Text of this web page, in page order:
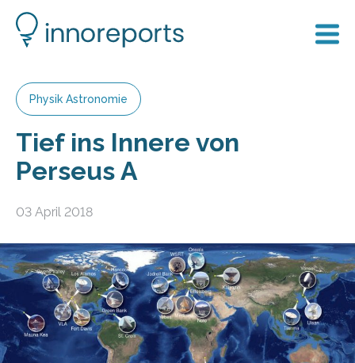
Physik Astronomie
Tief ins Innere von
Perseus A
03 April 2018